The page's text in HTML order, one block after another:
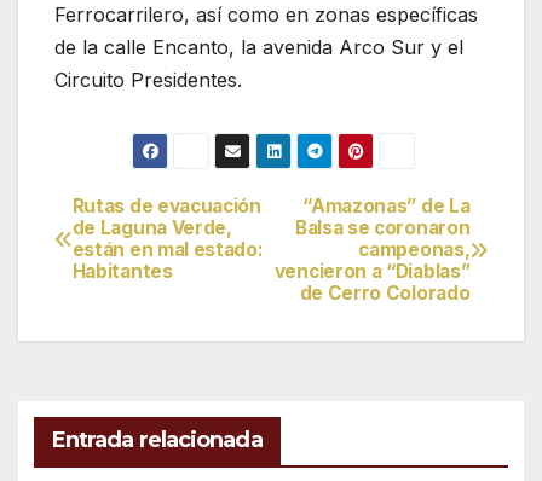
Ferrocarrilero, así como en zonas específicas
de la calle Encanto, la avenida Arco Sur y el
Circuito Presidentes.
Navegación
de
“Amazonas” de La
Balsa se coronaron
campeonas,
vencieron a “Diablas”
de Cerro Colorado
Rutas de evacuación
de Laguna Verde,
están en mal estado:
Habitantes
Entrada relacionada